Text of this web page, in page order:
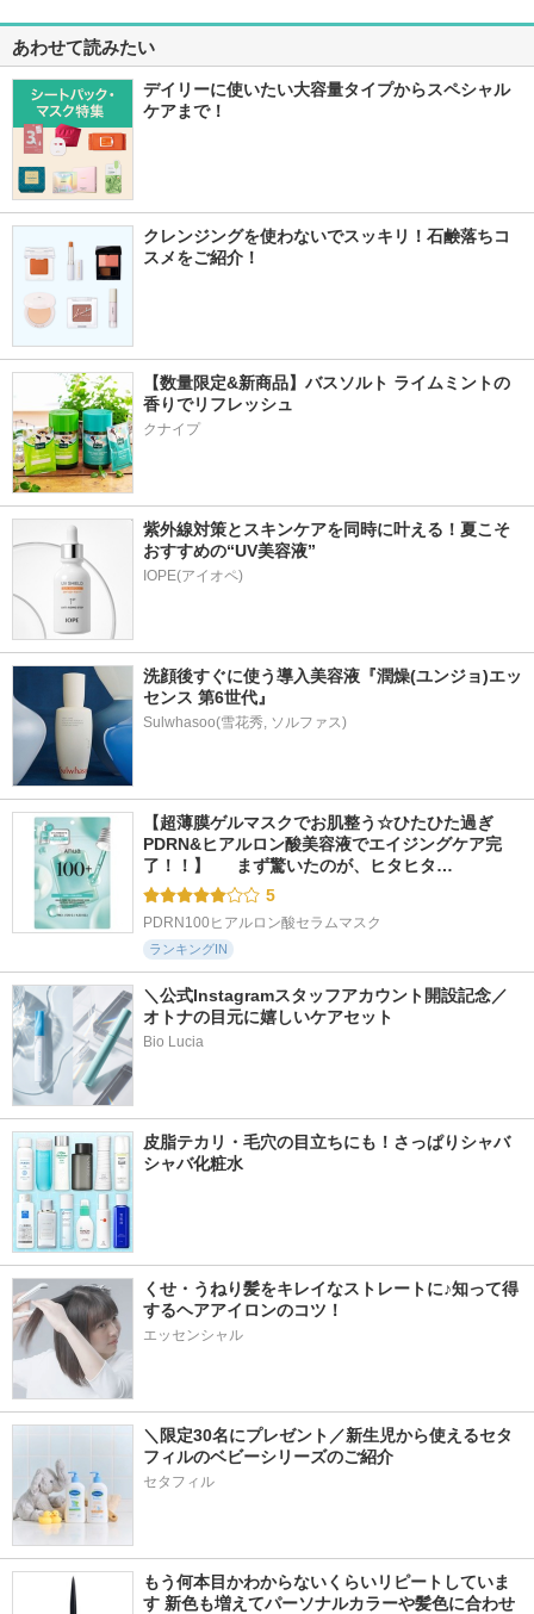
あわせて読みたい
デイリーに使いたい大容量タイプからスペシャル
ケアまで！
クレンジングを使わないでスッキリ！石鹸落ちコ
スメをご紹介！
【数量限定&新商品】バスソルト ライムミントの
香りでリフレッシュ
クナイプ
紫外線対策とスキンケアを同時に叶える！夏こそ
おすすめの“UV美容液”
IOPE(アイオペ)
洗顔後すぐに使う導入美容液『潤燥(ユンジョ)エッ
センス 第6世代』
【超薄膜ゲルマスクでお肌整う☆ひたひた過ぎ
PDRN&ヒアルロン酸美容液でエイジングケア完
了！！】  　まず驚いたのが、ヒタヒタ…
5
PDRN100ヒアルロン酸セラムマスク
ランキングIN
＼公式Instagramスタッフアカウント開設記念／
オトナの目元に嬉しいケアセット
Bio Lucia
皮脂テカリ・毛穴の目立ちにも！さっぱりシャバ
シャバ化粧水
くせ・うねり髪をキレイなストレートに♪知って得
するヘアアイロンのコツ！
エッセンシャル
＼限定30名にプレゼント／新生児から使えるセタ
フィルのベビーシリーズのご紹介
セタフィル
もう何本目かわからないくらいリピートしていま
す 新色も増えてパーソナルカラーや髪色に合わせ